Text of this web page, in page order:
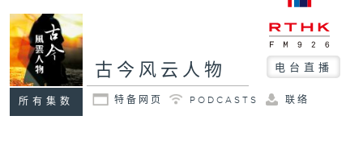
所有集数
古今风云人物 电台直播
特备网页 PODCASTS 联络